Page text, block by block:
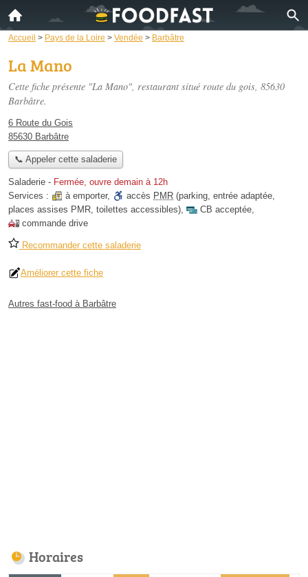
Accueil > Pays de la Loire > Vendée > Barbâtre
La Mano
Cette fiche présente "La Mano", restaurant situé route du gois, 85630
Barbâtre.
6 Route du Gois
85630 Barbâtre
📞 Appeler cette saladerie
Saladerie - Fermée, ouvre demain à 12h
Services :
à emporter, accès PMR (parking, entrée adaptée,
places assises PMR, toilettes accessibles), CB acceptée,
commande drive
Recommander cette saladerie
Améliorer cette fiche
Autres fast-food à Barbâtre
Horaires